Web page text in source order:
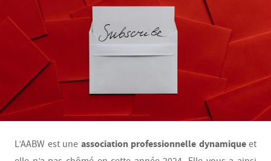
L’AABW est une association professionnelle dynamiqueet